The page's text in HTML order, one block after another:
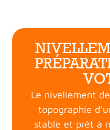
Le nivellement
topographie
stable et prêt à